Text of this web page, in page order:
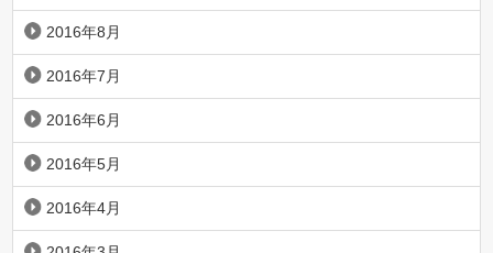
2016年8月
2016年7月
2016年6月
2016年5月
2016年4月